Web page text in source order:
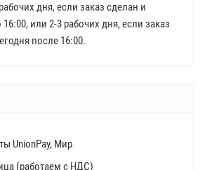
дня, если заказ сделан и
или 2-3 рабочих дня, если заказ
после 16:00.
UnionPay, Мир
(работаем с НДС)